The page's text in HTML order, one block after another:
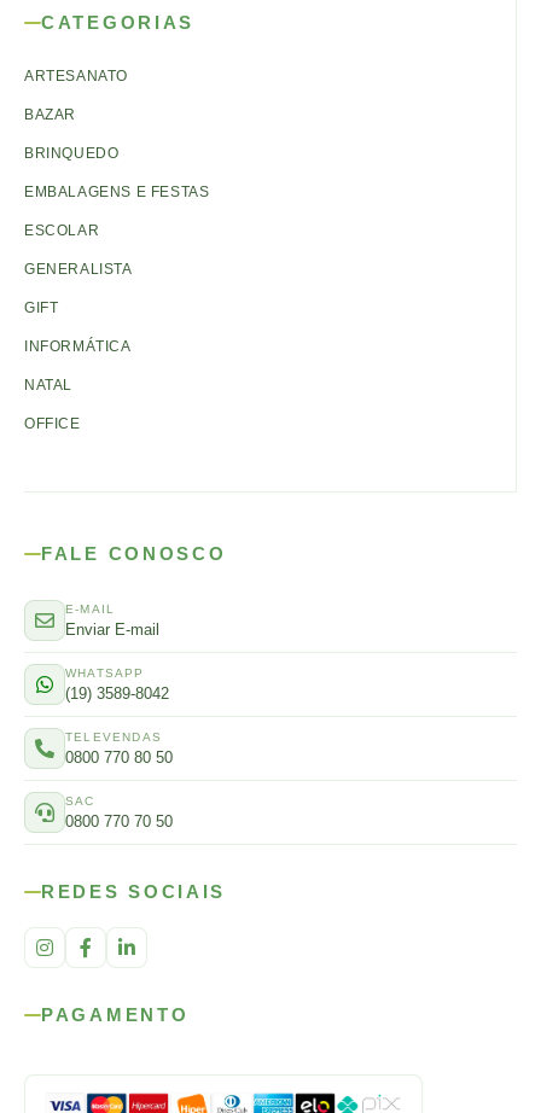
CATEGORIAS
ARTESANATO
BAZAR
BRINQUEDO
EMBALAGENS E FESTAS
ESCOLAR
GENERALISTA
GIFT
INFORMÁTICA
NATAL
OFFICE
FALE CONOSCO
E-MAIL
Enviar E-mail
WHATSAPP
(19) 3589-8042
TELEVENDAS
0800 770 80 50
SAC
0800 770 70 50
REDES SOCIAIS
PAGAMENTO